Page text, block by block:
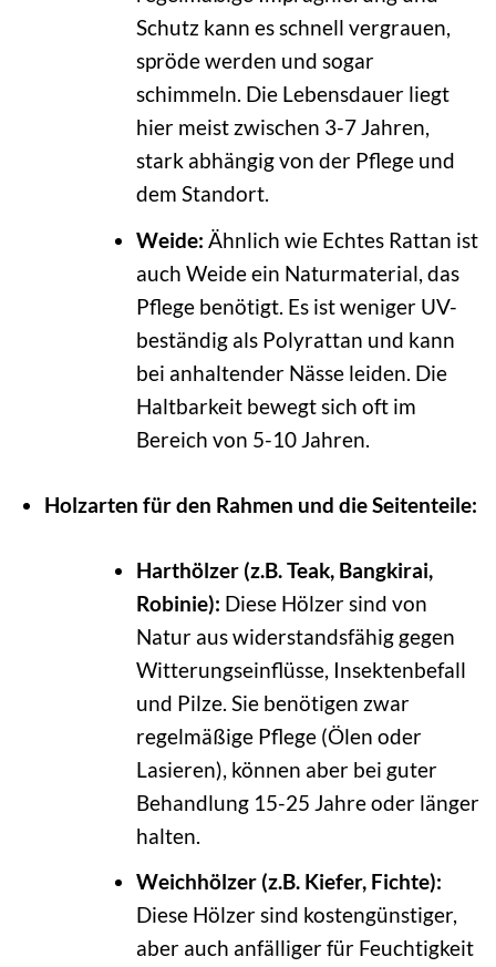
Schutz kann es schnell vergrauen,
spröde werden und sogar
schimmeln. Die Lebensdauer liegt
hier meist zwischen 3-7 Jahren,
stark abhängig von der Pflege und
dem Standort.
Weide: Ähnlich wie Echtes Rattan ist
auch Weide ein Naturmaterial, das
Pflege benötigt. Es ist weniger UV-
beständig als Polyrattan und kann
bei anhaltender Nässe leiden. Die
Haltbarkeit bewegt sich oft im
Bereich von 5-10 Jahren.
Holzarten für den Rahmen und die Seitenteile:
Harthölzer (z.B. Teak, Bangkirai,
Robinie): Diese Hölzer sind von
Natur aus widerstandsfähig gegen
Witterungseinflüsse, Insektenbefall
und Pilze. Sie benötigen zwar
regelmäßige Pflege (Ölen oder
Lasieren), können aber bei guter
Behandlung 15-25 Jahre oder länger
halten.
Weichhölzer (z.B. Kiefer, Fichte):
Diese Hölzer sind kostengünstiger,
aber auch anfälliger für Feuchtigkeit